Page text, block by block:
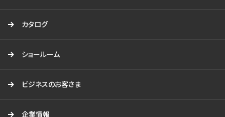
カタログ
ショールーム
ビジネスのお客さま
企業情報